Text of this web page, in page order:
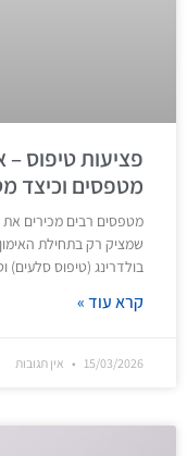
פציעות טיפוס –
מטפסים וכיצד
מטפסים רבים מכירים
שמציק רק בתחילת
בולדרינג (טיפוס סלעים)
קרא עוד »
15/03/2026 אין תגובות